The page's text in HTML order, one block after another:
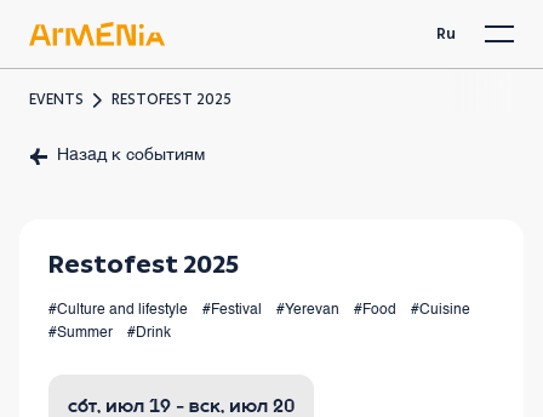
Ru
EVENTS RESTOFEST 2025
Назад к событиям
Restofest 2025
#Culture and lifestyle #Festival #Yerevan #Food
#Cuisine
#Summer
#Drink
сбт, июл 19 - вск, июл 20